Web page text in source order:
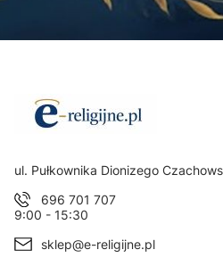
Adres:
ul. Pułkownika Dionizego
696 701 707
9:00 - 15:30
sklep@e-religijne.pl